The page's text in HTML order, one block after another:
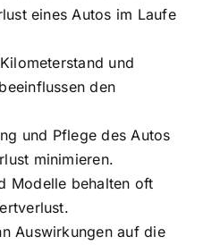
eines Autos im Laufe
und
den
und Pflege des Autos
minimieren.
Modelle behalten oft
Auswirkungen auf die